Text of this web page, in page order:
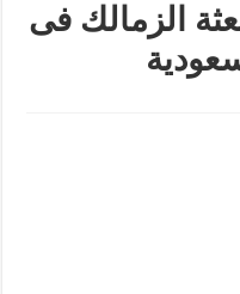
الزمالك فى